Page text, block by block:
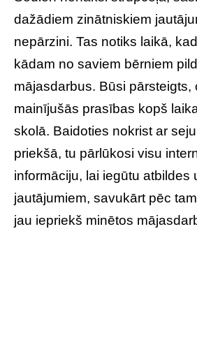
dažādiem zinātniskiem
nepārzini. Tas notiks laikā,
kādam no saviem bērniem
mājasdarbus. Būsi pārsteigts,
mainījušās prasības kopš
skolā. Baidoties nokrist ar
priekšā, tu pārlūkosi visu
informāciju, lai iegūtu atbildes
jautājumiem, savukārt pēc
jau iepriekš minētos